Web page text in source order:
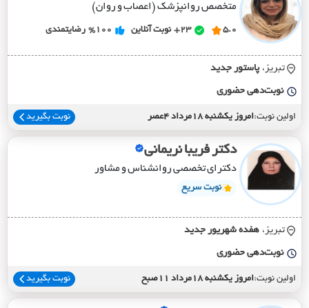
متخصص روانپزشک (اعصاب و روان)
5.0
23+ نوبت آنلاین %100 رضایتمندی
تبریز، پاستور جديد
نوبت‌دهی حضوری
اولین نوبت:امروز یکشنبه 18مرداد 4عصر نوبت بگیرید
دکتر فریبا نریمانی
دکترای تخصصی روانشناس و مشاور
نوبت سریع
تبریز، هفده شهريور جديد
نوبت‌دهی حضوری
اولین نوبت:امروز یکشنبه 18مرداد 11صبح نوبت بگیرید